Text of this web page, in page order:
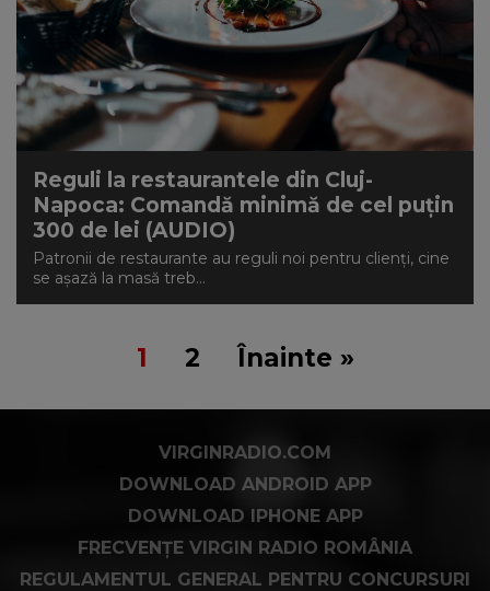
Reguli la restaurantele din Cluj-
Napoca: Comandă minimă de cel puțin
300 de lei (AUDIO)
Patronii de restaurante au reguli noi pentru clienţi, cine
se aşază la masă treb...
1 2 Înainte »
VIRGINRADIO.COM
DOWNLOAD ANDROID APP
DOWNLOAD IPHONE APP
FRECVENȚE VIRGIN RADIO ROMÂNIA
REGULAMENTUL GENERAL PENTRU CONCURSURI